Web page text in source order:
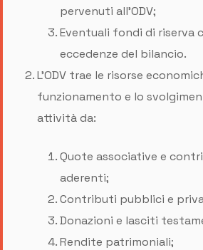
pervenuti all’ODV;
Eventuali fondi di riserva
eccedenze del bilancio.
L'ODV trae le risorse
funzionamento e lo
attività da:
Quote associative e
aderenti;
Contributi pubblici e
Donazioni e lasciti
Rendite patrimoniali;